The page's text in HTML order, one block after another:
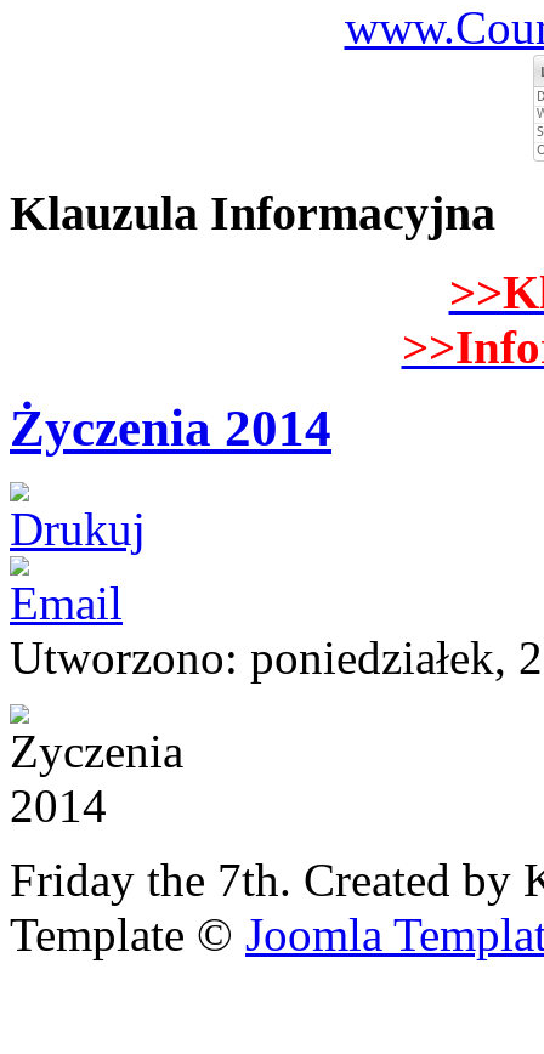
Klauzula Informacyjna
Życzenia 2014
Utworzono: poniedziałek,
Friday the 7th. Created by
Template © Joomla